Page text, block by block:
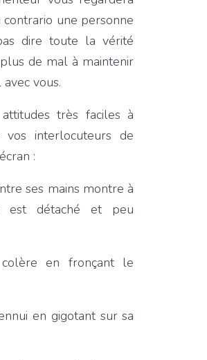
contrario une personne
dire toute la vérité
de mal à maintenir
vous.
très faciles à
interlocuteurs de
:
ses mains montre à
est détaché et peu
en fronçant le
en gigotant sur sa